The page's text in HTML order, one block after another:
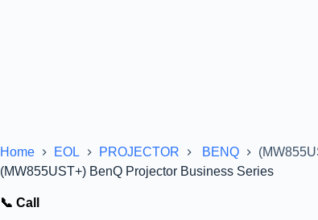
Home EOL PROJECTOR BENQ
(MW855UST+) BenQ Projector Business Series
📞 Call